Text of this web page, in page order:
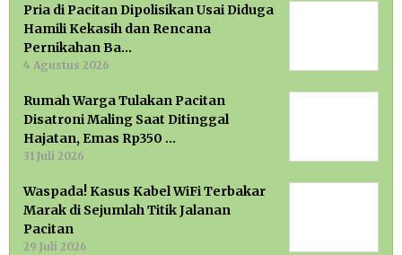
Pria di Pacitan Dipolisikan Usai Diduga
Hamili Kekasih dan Rencana
Pernikahan Ba…
4 Agustus 2026
Rumah Warga Tulakan Pacitan
Disatroni Maling Saat Ditinggal
Hajatan, Emas Rp350 …
31 Juli 2026
Waspada! Kasus Kabel WiFi Terbakar
Marak di Sejumlah Titik Jalanan
Pacitan
29 Juli 2026